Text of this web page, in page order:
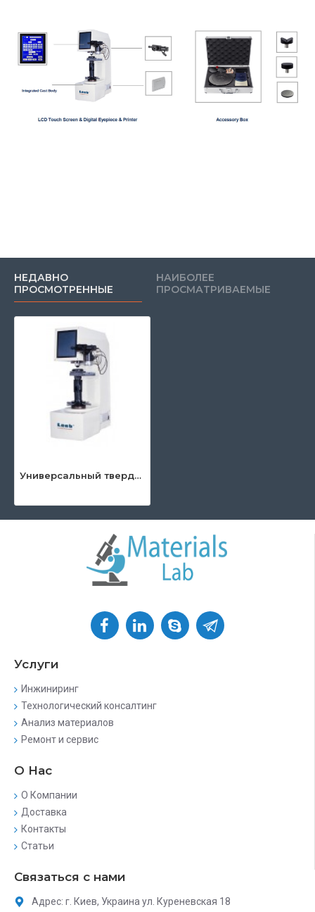
НЕДАВНО
ПРОСМОТРЕННЫЕ
НАИБОЛЕЕ
ПРОСМАТРИВАЕМЫЕ
Универсальный твердомер по Бринеллю, Роквеллу и Виккерсу
Услуги
Инжиниринг
Технологический консалтинг
Анализ материалов
Ремонт и сервис
О Нас
О Компании
Доставка
Контакты
Статьи
Связаться с нами
Адрес: г. Киев, Украина ул. Куреневская 18